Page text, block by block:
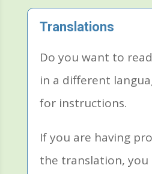
Translations
Do you want to
in a different
for instructions.
If you are having
the translation, you